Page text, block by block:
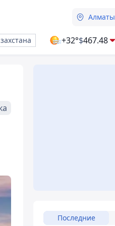
Алматы
+32°$467.48
Последние